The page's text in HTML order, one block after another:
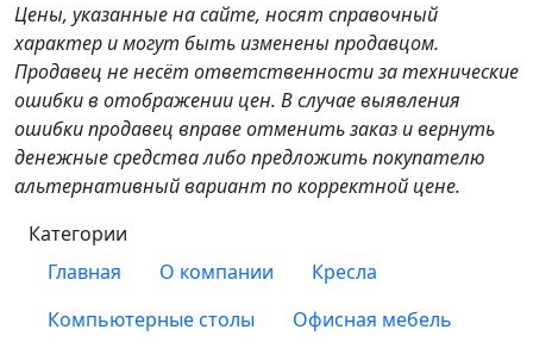
Цены, указанные на сайте, носят справочный
характер и могут быть изменены продавцом.
Продавец не несёт ответственности за технические
ошибки в отображении цен. В случае выявления
ошибки продавец вправе отменить заказ и вернуть
денежные средства либо предложить покупателю
альтернативный вариант по корректной цене.
Категории
Главная
О компании
Кресла
Компьютерные столы
Офисная мебель